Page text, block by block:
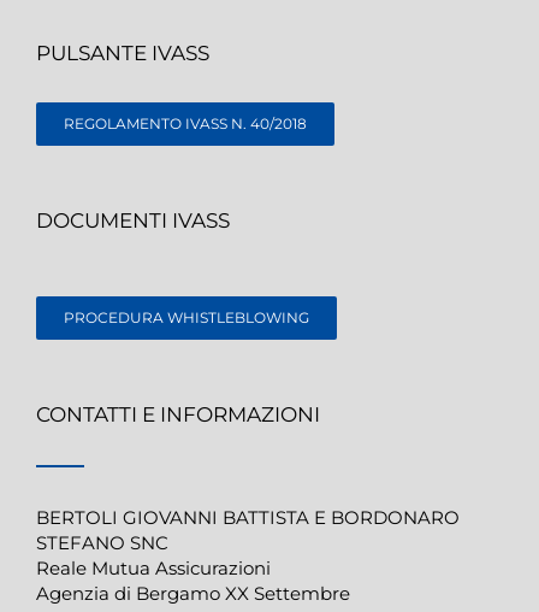
PULSANTE IVASS
REGOLAMENTO IVASS N. 40/2018
DOCUMENTI IVASS
PROCEDURA WHISTLEBLOWING
CONTATTI E INFORMAZIONI
BERTOLI GIOVANNI BATTISTA E BORDONARO
STEFANO SNC
Reale Mutua Assicurazioni
Agenzia di Bergamo XX Settembre